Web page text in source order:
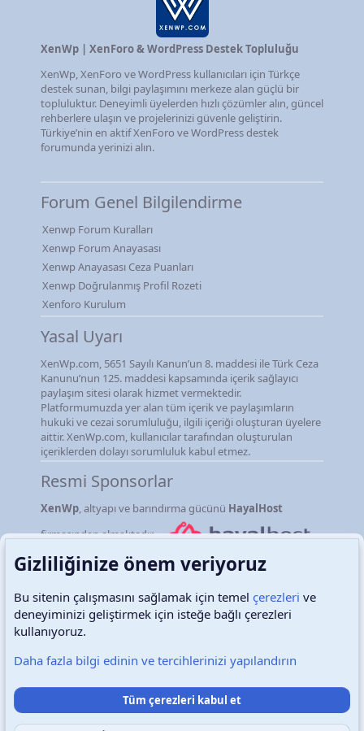
XenWp | XenForo & WordPress Destek Topluluğu
XenWp, XenForo ve WordPress kullanıcıları için Türkçe
destek sunan, bilgi paylaşımını merkeze alan güçlü bir
topluluktur. Deneyimli üyelerden hızlı çözümler alın, güncel
rehberlere ulaşın ve projelerinizi güvenle geliştirin.
Türkiye’nin en aktif XenForo ve WordPress destek
forumunda yerinizi alın.
Forum Genel Bilgilendirme
Xenwp Forum Kuralları
Xenwp Forum Anayasası
Xenwp Anayasası Ceza Puanları
Xenwp Doğrulanmış Profil Rozeti
Xenforo Kurulum
Yasal Uyarı
XenWp.com, 5651 Sayılı Kanun’un 8. maddesi ile Türk Ceza
Kanunu’nun 125. maddesi kapsamında içerik sağlayıcı
paylaşım sitesi olarak hizmet vermektedir.
Platformumuzda yer alan tüm içerik ve paylaşımların
hukuki ve cezai sorumluluğu, ilgili içeriği oluşturan üyelere
aittir. XenWp.com, kullanıcılar tarafından oluşturulan
içeriklerden dolayı sorumluluk kabul etmez.
Resmi Sponsorlar
XenWp, altyapı ve barındırma gücünü HayalHost
firmasından almaktadır.
Türkçe (TR) Çerezler
Destek talepleri Bize ulaşın Şartlar ve kurallar
Gizlilik politikası Yardım Ana sayfa
Gizliliğinize önem veriyoruz
Bu sitenin çalışmasını sağlamak için temel çerezleri ve
deneyiminizi geliştirmek için isteğe bağlı çerezleri
kullanıyoruz.
Daha fazla bilgi edinin ve tercihlerinizi yapılandırın
Tüm çerezleri kabul et